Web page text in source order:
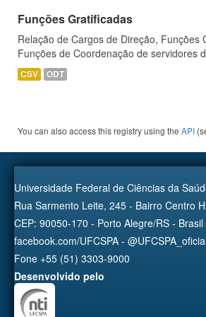
Funções Gratificadas
Relação de Cargos de Direção, Funções
Funções de Coordenação de servidores
CSV ODT
You can also access this registry using the API
Universidade Federal de Ciências da
Rua Sarmento Leite, 245 - Bairro Centro
CEP: 90050-170 - Porto Alegre/RS - Brasil
facebook.com/UFCSPA - @UFCSPA_oficial
Fone +55 (51) 3303-9000
Desenvolvido pelo